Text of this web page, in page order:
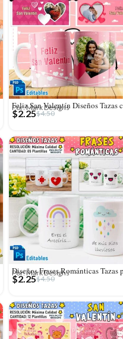
Por: Mark Designs
$4.50
$2.25
Por: Mark Designs
$4.50
$2.25